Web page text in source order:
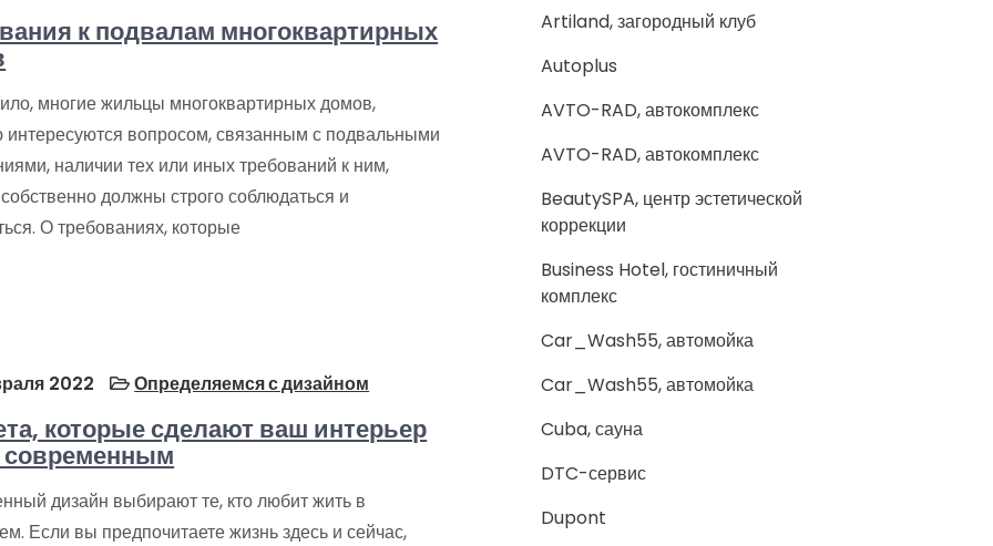
к подвалам многоквартирных
многие жильцы многоквартирных домов,
интересуются вопросом, связанным с подвальными
наличии тех или иных требований к ним,
должны строго соблюдаться и
О требованиях, которые
2022 Определяемся с дизайном
которые сделают ваш интерьер
современным
дизайн выбирают те, кто любит жить в
Если вы предпочитаете жизнь здесь и сейчас,
Artiland, загородный клуб
Autoplus
AVTO-RAD, автокомплекс
AVTO-RAD, автокомплекс
BeautySPA, центр эстетической
коррекции
Business Hotel, гостиничный
комплекс
Car_Wash55, автомойка
Car_Wash55, автомойка
Cuba, сауна
DTC-сервис
Dupont